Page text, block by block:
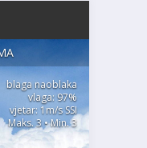
blaga naoblaka
vlaga: 97%
vjetar: 1m/s SSI
Maks. 3 • Min. 3